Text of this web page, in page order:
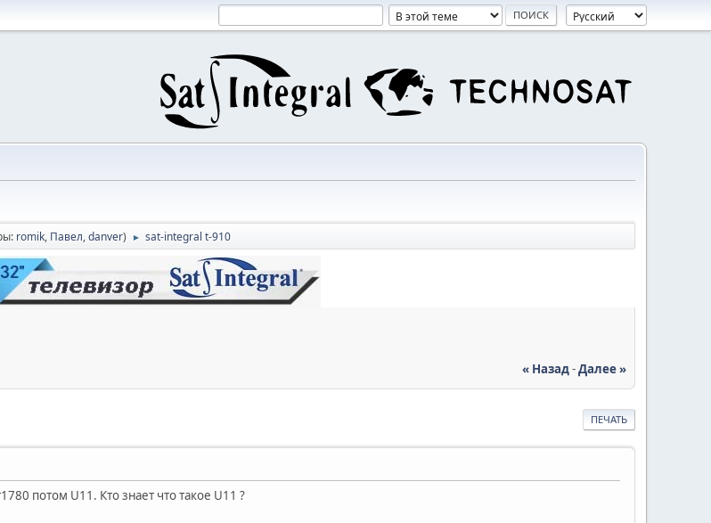
romik, Павел,danver) ► sat-integral t-910
« Назад-Далее »
ПЕЧАТЬ
потом U11. Кто знает что такое U11 ?